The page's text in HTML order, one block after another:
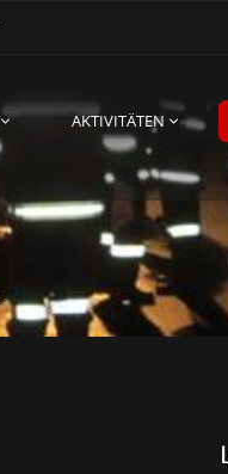
AKTIVITÄTEN